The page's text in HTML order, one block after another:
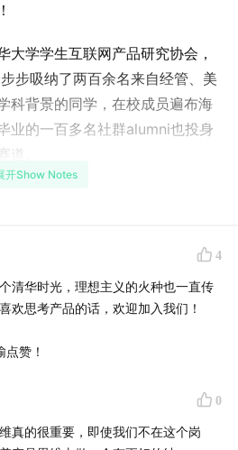
大学学生互联网产品研究协会，
步吸纳了两百余名来自经管、美
科背景的同学，在校成员遍布海
业的一百多名社群alumni也投身
道。
察等精品内容，圆桌研讨、大咖
度上线这样的优秀产品。
群感兴趣，欢迎查看shownotes
进一步了解我们；但请别急着退
观察社群，是一种怎样的体验。
开Show Notes
4
清华时光，理想主义的火种也一直传
欢思考产品的话，欢迎加入我们！
赞！
0
真的很重要，即使我们不在这个岗